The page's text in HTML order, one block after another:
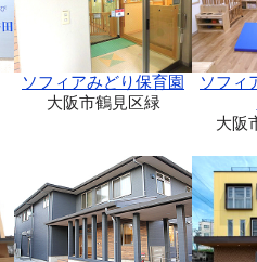
ソフィアみどり保育園
大阪市鶴見区緑
ソフィ
大阪